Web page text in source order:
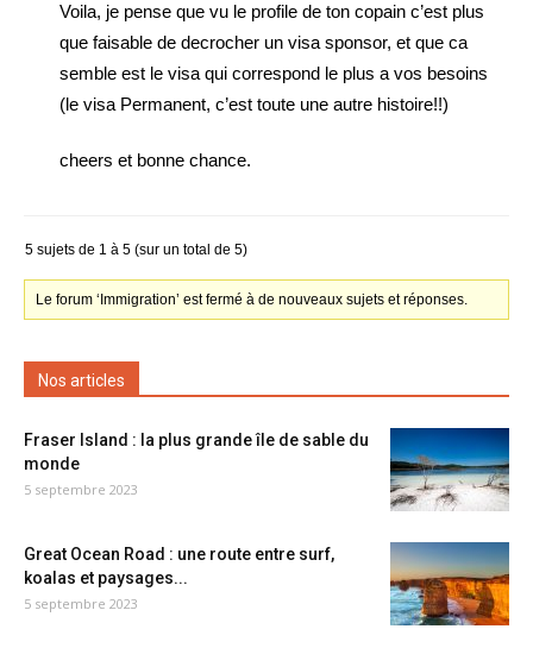
Voila, je pense que vu le profile de ton copain c’est plus
que faisable de decrocher un visa sponsor, et que ca
semble est le visa qui correspond le plus a vos besoins
(le visa Permanent, c’est toute une autre histoire!!)
cheers et bonne chance.
5 sujets de 1 à 5 (sur un total de 5)
Le forum ‘Immigration’ est fermé à de nouveaux sujets et réponses.
Nos articles
Fraser Island : la plus grande île de sable du
monde
5 septembre 2023
Great Ocean Road : une route entre surf,
koalas et paysages...
5 septembre 2023